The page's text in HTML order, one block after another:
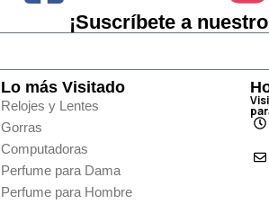
¡Suscríbete a
Lo más Visitado
Relojes y Lentes
Gorras
Computadoras
Perfume para Dama
Perfume para Hombre